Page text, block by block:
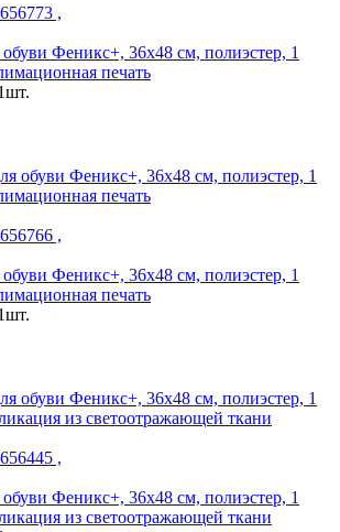
,
Феникс+, 36х48 см, полиэстер, 1
печать
,
Феникс+, 36х48 см, полиэстер, 1
печать
,
Феникс+, 36x48 см, полиэстер, 1
из светоотражающей ткани